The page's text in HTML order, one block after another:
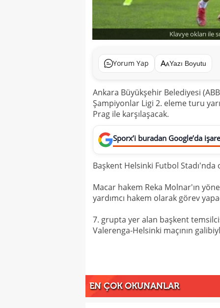
Klavye okları ile
Yorum Yap Yazı Boyutu
Ankara Büyükşehir Belediyesi
Şampiyonlar Ligi 2. eleme turu
Prag ile karşılaşacak.
Sporx’i buradan Google’da
Başkent Helsinki Futbol Stadı'nda
Macar hakem Reka Molnar'ın
yardımcı hakem olarak görev
7. grupta yer alan başkent
Valerenga-Helsinki maçının
EN ÇOK OKUNANLAR